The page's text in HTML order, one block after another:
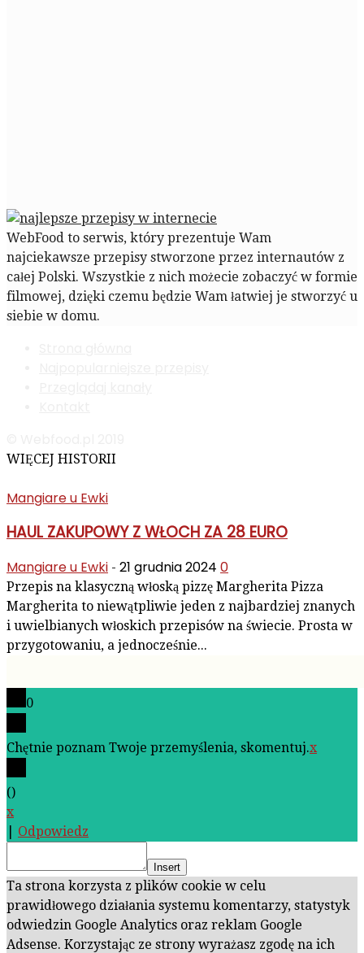
WebFood to serwis, który prezentuje Wam
najciekawsze przepisy stworzone przez internautów z
całej Polski. Wszystkie z nich możecie zobaczyć w formie
filmowej, dzięki czemu będzie Wam łatwiej je stworzyć u
siebie w domu.
WIĘCEJ HISTORII
Mangiare u Ewki
HAUL ZAKUPOWY Z WŁOCH ZA 28 EURO
Mangiare u Ewki - 21 grudnia 2024 0
Przepis na klasyczną włoską pizzę Margherita Pizza
Margherita to niewątpliwie jeden z najbardziej znanych
i uwielbianych włoskich przepisów na świecie. Prosta w
przygotowaniu, a jednocześnie...
0
Chętnie poznam Twoje przemyślenia, skomentuj.x
()
x
Odpowiedz
Insert
Ta strona korzysta z plików cookie w celu
prawidłowego działania systemu komentarzy, statystyk
odwiedzin Google Analytics oraz reklam Google
Adsense. Korzystając ze strony wyrażasz zgodę na ich